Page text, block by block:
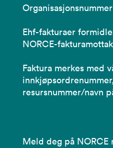
Ehf-fakturaer
NORCE-
Faktura merkes med
resursnummer/navn
Meld deg på NORCE